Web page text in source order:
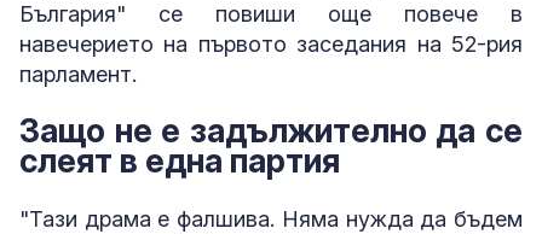
България" се повиши още повече в
навечерието на първото заседания на 52-рия
парламент.
Защо не е задължително да се
слеят в една партия
"Тази драма е фалшива. Няма нужда да бъдем